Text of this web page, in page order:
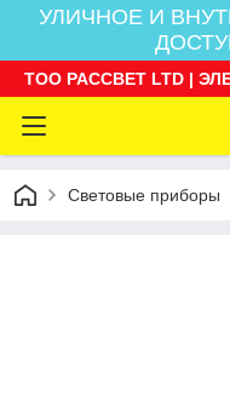
УЛИЧНОЕ И
ТОО РАССВЕТ LTD |
Световые приборы